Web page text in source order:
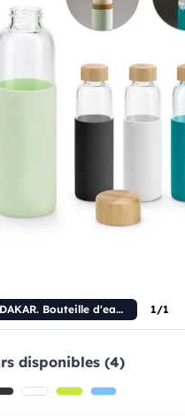
DAKAR. Bouteille d'eau en verre borosilicate et bambou, 600 mL. 1/1
disponibles (4)